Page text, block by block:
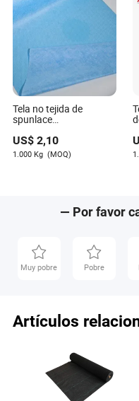
Tela no tejida de
spunlace
laminada con película
de PE utilizada para
drapeado quirúrgico y
US$2,10
1.000 Kg (MOQ)
— Por favor
Muy pobre Pobre
Artículos